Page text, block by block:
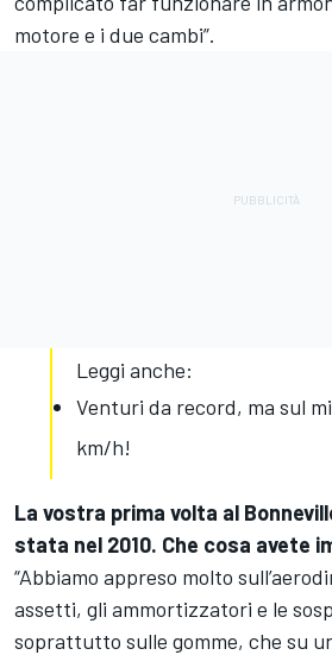
motore e i due cambi”.
Leggi anche:
Venturi da record, ma sul
km/h!
La vostra prima volta al
stata nel 2010. Che cosa avete
“Abbiamo appreso molto
assetti, gli ammortizzatori e le
soprattutto sulle gomme, che su